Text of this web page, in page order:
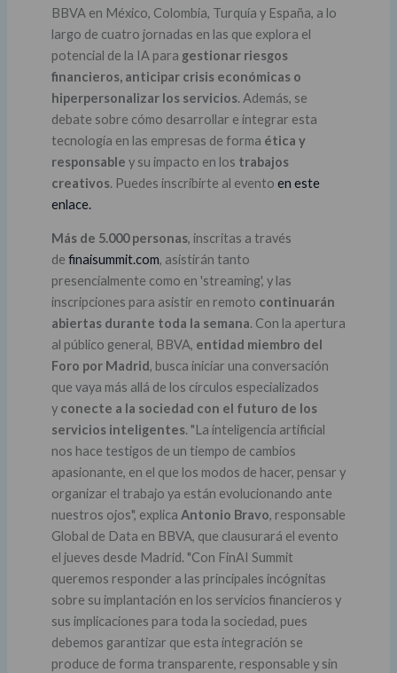
BBVA en México, Colombia, Turquía y España, a lo
largo de cuatro jornadas en las que explora el
potencial de la IA para gestionar riesgos
financieros, anticipar crisis económicas o
hiperpersonalizar los servicios. Además, se
debate sobre cómo desarrollar e integrar esta
tecnología en las empresas de forma ética y
responsable y su impacto en los trabajos
creativos. Puedes inscribirte al evento en este
enlace.
Más de 5.000 personas, inscritas a través
de finaisummit.com, asistirán tanto
presencialmente como en 'streaming', y las
inscripciones para asistir en remoto continuarán
abiertas durante toda la semana. Con la apertura
al público general, BBVA, entidad miembro del
Foro por Madrid, busca iniciar una conversación
que vaya más allá de los círculos especializados
y conecte a la sociedad con el futuro de los
servicios inteligentes. "La inteligencia artificial
nos hace testigos de un tiempo de cambios
apasionante, en el que los modos de hacer, pensar y
organizar el trabajo ya están evolucionando ante
nuestros ojos", explica Antonio Bravo, responsable
Global de Data en BBVA, que clausurará el evento
el jueves desde Madrid. "Con FinAI Summit
queremos responder a las principales incógnitas
sobre su implantación en los servicios financieros y
sus implicaciones para toda la sociedad, pues
debemos garantizar que esta integración se
produce de forma transparente, responsable y sin